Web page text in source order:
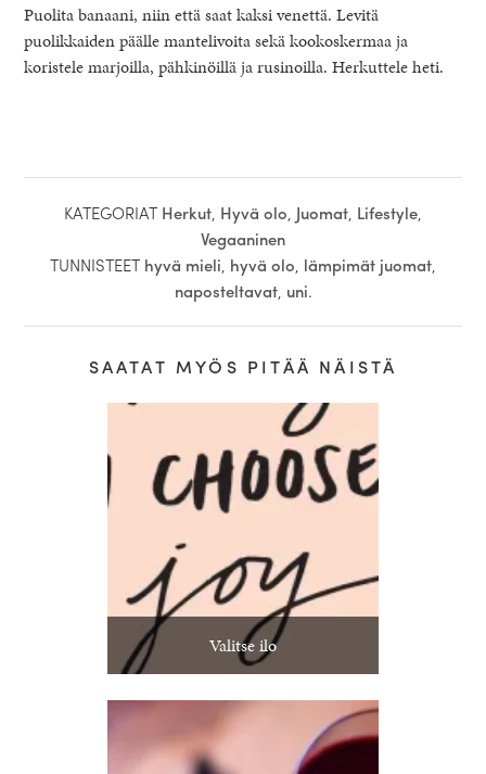
Puolita banaani, niin että saat kaksi venettä. Levitä
puolikkaiden päälle mantelivoita sekä kookoskermaa ja
koristele marjoilla, pähkinöillä ja rusinoilla. Herkuttele heti.
KATEGORIAT Herkut, Hyvä olo, Juomat, Lifestyle,
Vegaaninen
TUNNISTEET hyvä mieli, hyvä olo, lämpimät juomat,
naposteltavat, uni.
SAATAT MYÖS PITÄÄ NÄISTÄ
Valitse ilo